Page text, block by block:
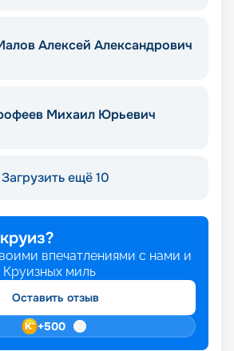
Алексей Александрович
Михаил Юрьевич
Загрузить ещё 10
впечатлениями с нами и
Круизных миль
Оставить отзыв
+500